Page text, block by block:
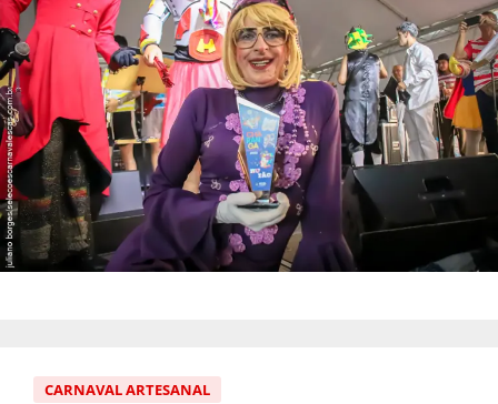
CARNAVAL ARTESANAL